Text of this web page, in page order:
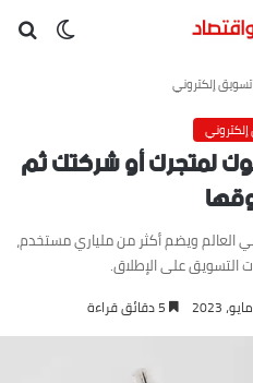
تسويق إلكتروني
لمتجرك أو شركتك ثم
العالم ويضم أكثر من ملياري مستخدم،
التسويق على الإطلاق.